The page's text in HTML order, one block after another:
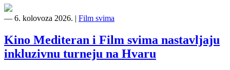
― 6. kolovoza 2026. | Film svima
Kino Mediteran i Film svima nastavljaju
inkluzivnu turneju na Hvaru